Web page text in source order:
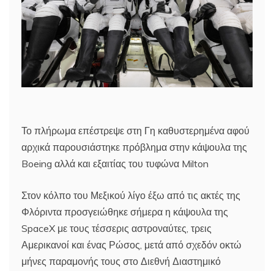
Το πλήρωμα επέστρεψε στη Γη καθυστερημένα αφού
αρχικά παρουσιάστηκε πρόβλημα στην κάψουλα της
Boeing αλλά και εξαιτίας του τυφώνα Milton
Στον κόλπο του Μεξικού λίγο έξω από τις ακτές της
Φλόριντα προσγειώθηκε σήμερα η κάψουλα της
SpaceX με τους τέσσερις αστροναύτες, τρεις
Αμερικανοί και ένας Ρώσος, μετά από σχεδόν οκτώ
μήνες παραμονής τους στο Διεθνή Διαστημικό